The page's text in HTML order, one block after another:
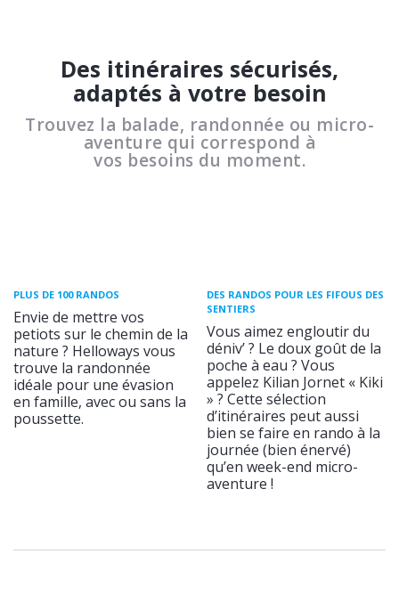
Des itinéraires sécurisés,
adaptés à votre besoin
Trouvez la balade, randonnée ou micro-
aventure qui correspond à
vos besoins du moment.
PLUS DE 100 RANDOS
Envie de mettre vos
petiots sur le chemin de la
nature ? Helloways vous
trouve la randonnée
idéale pour une évasion
en famille, avec ou sans la
poussette.
DES RANDOS POUR LES FIFOUS DES
SENTIERS
Vous aimez engloutir du
déniv’ ? Le doux goût de la
poche à eau ? Vous
appelez Kilian Jornet « Kiki
» ? Cette sélection
d’itinéraires peut aussi
bien se faire en rando à la
journée (bien énervé)
qu’en week-end micro-
aventure !